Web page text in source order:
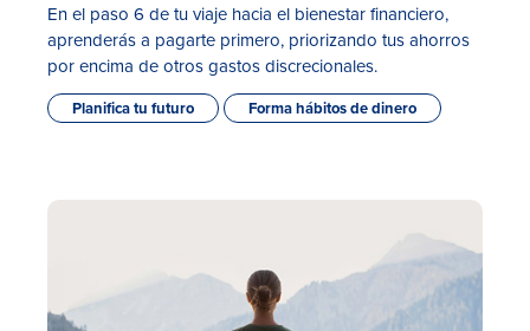
En el paso 6 de tu viaje hacia el bienestar financiero,
aprenderás a pagarte primero, priorizando tus ahorros
por encima de otros gastos discrecionales.
Planifica tu futuro Forma hábitos de dinero